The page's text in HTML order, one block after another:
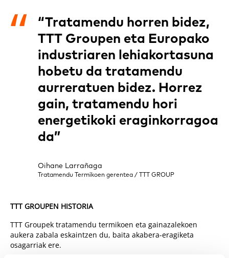
“
“Tratamendu horren bidez,
TTT Groupen eta Europako
industriaren lehiakortasuna
hobetu da tratamendu
aurreratuen bidez. Horrez
gain, tratamendu hori
energetikoki eraginkorragoa
da”
Oihane Larrañaga
Tratamendu Termikoen gerentea / TTT GROUP
TTT GROUPEN HISTORIA
TTT Groupek tratamendu termikoen eta gainazalekoen
aukera zabala eskaintzen du, baita akabera-eragiketa
osagarriak ere.